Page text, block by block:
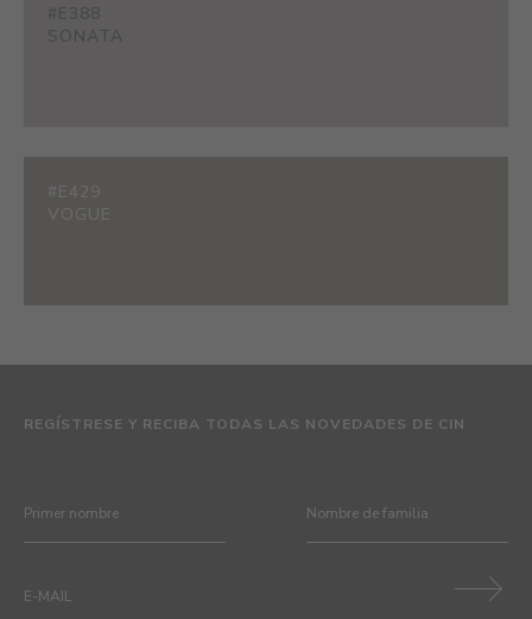
#E388
SONATA
#E429
VOGUE
REGÍSTRESE Y RECIBA TODAS LAS NOVEDADES DE CIN